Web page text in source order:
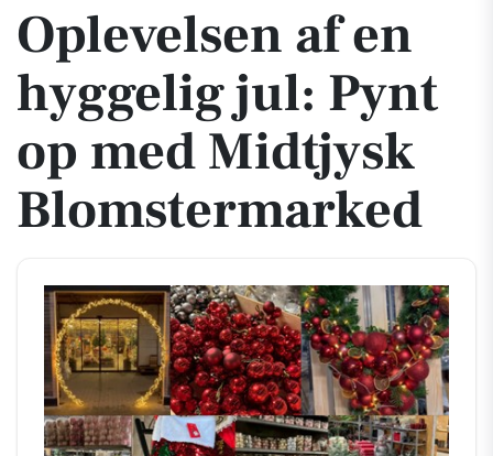
Oplevelsen af en
hyggelig jul: Pynt
op med Midtjysk
Blomstermarked